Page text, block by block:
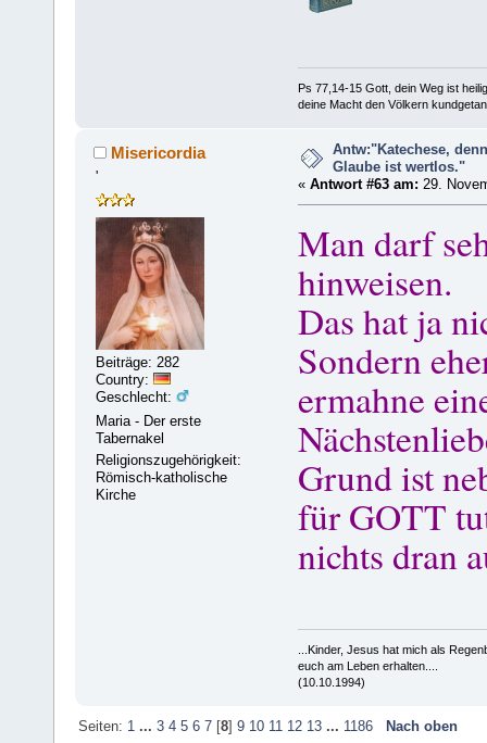
Ps 77,14-15 Gott, dein Weg ist
deine Macht den Völkern
Misericordia
'
Beiträge: 282
Country:
Geschlecht:
Maria - Der erste
Tabernakel
Religionszugehörigkeit:
Römisch-katholische
Kirche
Antw:"Katechese,
Glaube ist wertlos."
« Antwort #63 am: 29.
Man darf
hinweisen.
Das hat ja
Sondern
ermahne
Grund ist
für GOTT
nichts dran
...Kinder, Jesus hat mich als
euch am Leben erhalten....
(10.10.1994)
Seiten: 1 ... 3 4 5 6 7[8] 9 10 11 12 13 ... 1186 Nach oben